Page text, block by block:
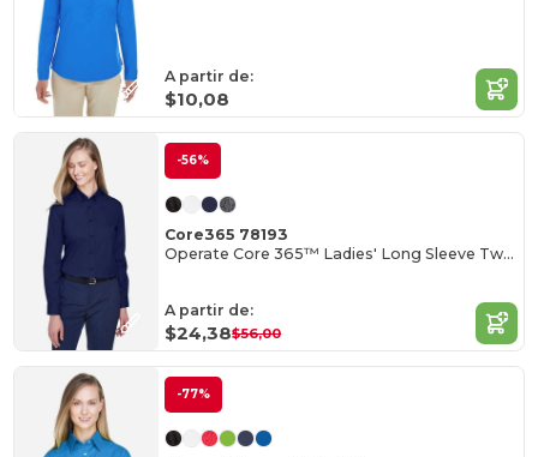
A partir de:
$10,08
-56%
Core365 78193
Operate Core 365™ Ladies' Long Sleeve Twill Shirts
A partir de:
$24,38$56,00
-77%